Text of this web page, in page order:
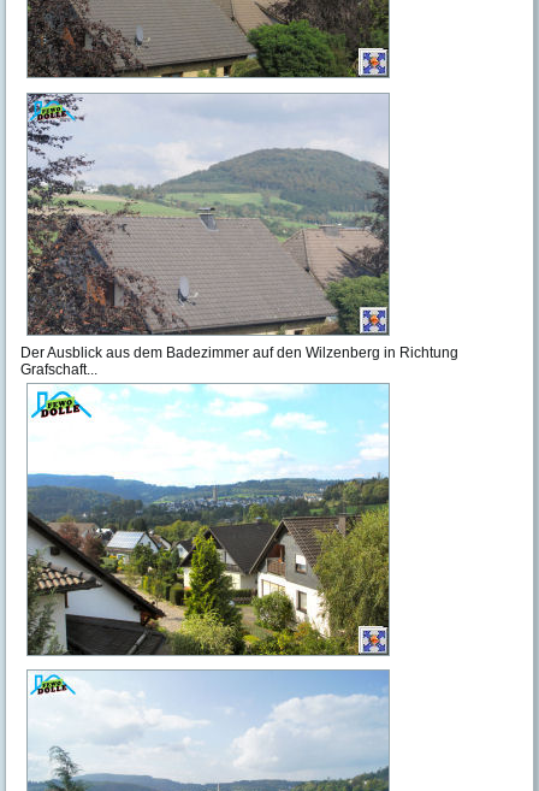
Der Ausblick aus dem Badezimmer auf den Wilzenberg in Richtung
Grafschaft...